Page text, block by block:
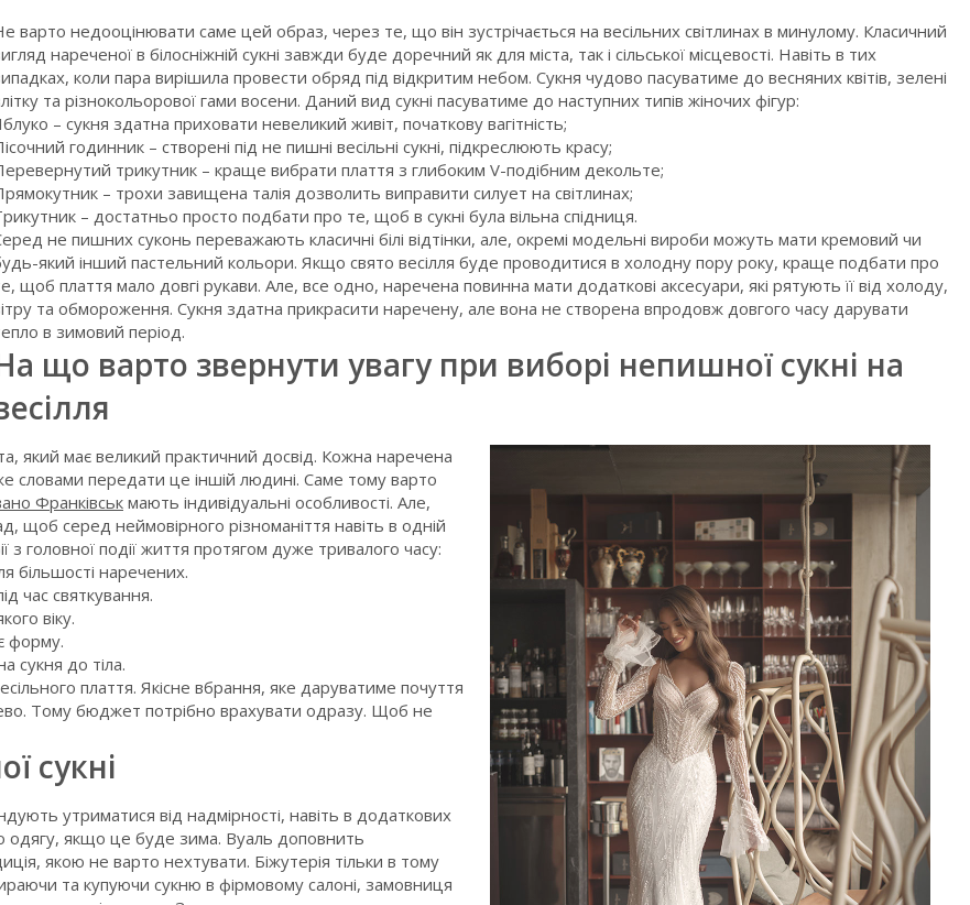
варто недооцінювати саме цей образ, через те, що він зустрічається на весільних світлинах в минулому. Класичний
нареченої в білосніжній сукні завжди буде доречний як для міста, так і сільської місцевості. Навіть в тих
коли пара вирішила провести обряд під відкритим небом. Сукня чудово пасуватиме до весняних квітів, зелені
та різнокольорової гами восени. Даний вид сукні пасуватиме до наступних типів жіночих фігур:
– сукня здатна приховати невеликий живіт, початкову вагітність;
годинник – створені під не пишні весільні сукні, підкреслюють красу;
трикутник – краще вибрати плаття з глибоким V-подібним декольте;
– трохи завищена талія дозволить виправити силует на світлинах;
– достатньо просто подбати про те, щоб в сукні була вільна спідниця.
не пишних суконь переважають класичні білі відтінки, але, окремі модельні вироби можуть мати кремовий чи
який інший пастельний кольори. Якщо свято весілля буде проводитися в холодну пору року, краще подбати про
щоб плаття мало довгі рукави. Але, все одно, наречена повинна мати додаткові аксесуари, які рятують її від холоду,
та обмороження. Сукня здатна прикрасити наречену, але вона не створена впродовж довгого часу дарувати
в зимовий період.
що варто звернути увагу при виборі непишної сукні на
який має великий практичний досвід. Кожна наречена
словами передати це іншій людині. Саме тому варто
Франківськ мають індивідуальні особливості. Але,
серед неймовірного різноманіття навіть в одній
головної події життя протягом дуже тривалого часу:
більшості наречених.
час святкування.
віку.
форму.
сукня до тіла.
плаття. Якісне вбрання, яке даруватиме почуття
Тому бюджет потрібно врахувати одразу. Щоб не
сукні
утриматися від надмірності, навіть в додаткових
одягу, якщо це буде зима. Вуаль доповнить
якою не варто нехтувати. Біжутерія тільки в тому
та купуючи сукню в фірмовому салоні, замовниця